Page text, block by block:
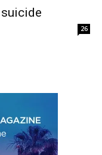
26